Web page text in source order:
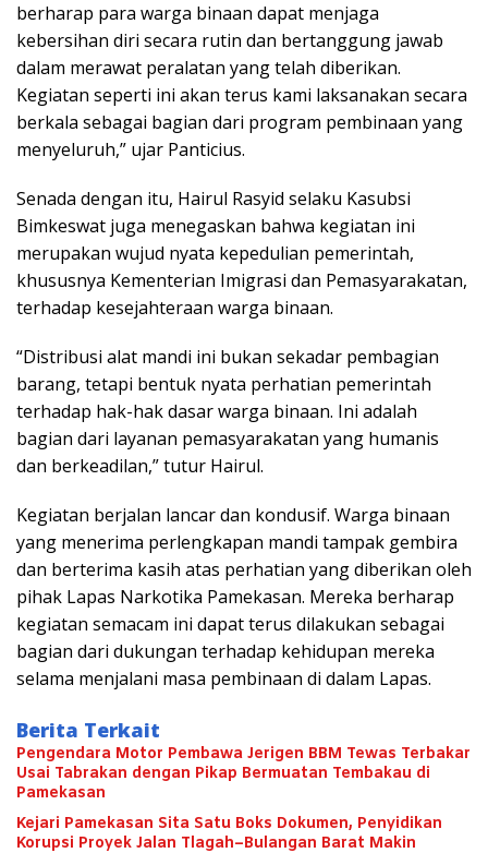
berharap para warga binaan dapat menjaga
kebersihan diri secara rutin dan bertanggung jawab
dalam merawat peralatan yang telah diberikan.
Kegiatan seperti ini akan terus kami laksanakan secara
berkala sebagai bagian dari program pembinaan yang
menyeluruh,” ujar Panticius.
Senada dengan itu, Hairul Rasyid selaku Kasubsi
Bimkeswat juga menegaskan bahwa kegiatan ini
merupakan wujud nyata kepedulian pemerintah,
khususnya Kementerian Imigrasi dan Pemasyarakatan,
terhadap kesejahteraan warga binaan.
“Distribusi alat mandi ini bukan sekadar pembagian
barang, tetapi bentuk nyata perhatian pemerintah
terhadap hak-hak dasar warga binaan. Ini adalah
bagian dari layanan pemasyarakatan yang humanis
dan berkeadilan,” tutur Hairul.
Kegiatan berjalan lancar dan kondusif. Warga binaan
yang menerima perlengkapan mandi tampak gembira
dan berterima kasih atas perhatian yang diberikan oleh
pihak Lapas Narkotika Pamekasan. Mereka berharap
kegiatan semacam ini dapat terus dilakukan sebagai
bagian dari dukungan terhadap kehidupan mereka
selama menjalani masa pembinaan di dalam Lapas.
Berita Terkait
Pengendara Motor Pembawa Jerigen BBM Tewas Terbakar
Usai Tabrakan dengan Pikap Bermuatan Tembakau di
Pamekasan
Kejari Pamekasan Sita Satu Boks Dokumen, Penyidikan
Korupsi Proyek Jalan Tlagah–Bulangan Barat Makin